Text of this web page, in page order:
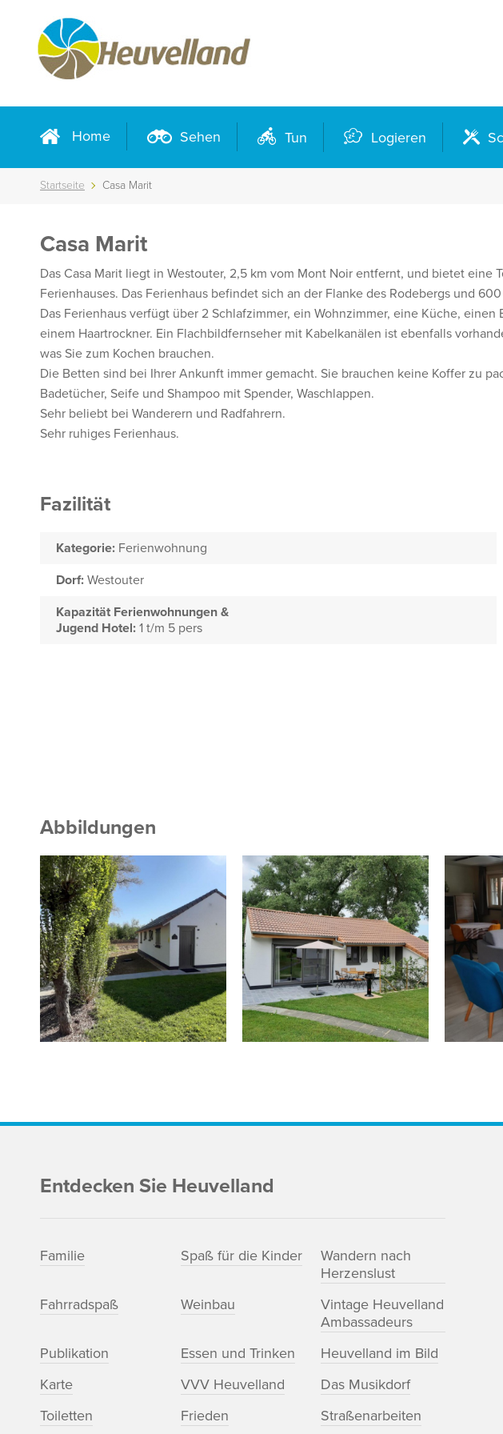
Home Sehen Tun Logieren
Startseite Casa Marit
Casa Marit
Das Casa Marit liegt in Westouter, 2,5 km vom Mont Noir entfernt, und bietet eine
Ferienhauses. Das Ferienhaus befindet sich an der Flanke des Rodebergs und
Das Ferienhaus verfügt über 2 Schlafzimmer, ein Wohnzimmer, eine Küche, einen
einem Haartrockner. Ein Flachbildfernseher mit Kabelkanälen ist ebenfalls
was Sie zum Kochen brauchen.
Die Betten sind bei Ihrer Ankunft immer gemacht. Sie brauchen keine Koffer zu
Badetücher, Seife und Shampoo mit Spender, Waschlappen.
Sehr beliebt bei Wanderern und Radfahrern.
Sehr ruhiges Ferienhaus.
Fazilität
Kategorie: Ferienwohnung
Dorf: Westouter
Kapazität Ferienwohnungen &
Jugend Hotel: 1 t/m 5 pers
Abbildungen
Entdecken Sie Heuvelland
Familie Spaß für die Kinder
Wandern nach
Herzenslust
Fahrradspaß
Weinbau
Vintage Heuvelland
Ambassadeurs
Publikation
Essen und Trinken
Heuvelland im Bild
Karte
VVV Heuvelland
Das Musikdorf
Toiletten
Frieden Straßenarbeiten